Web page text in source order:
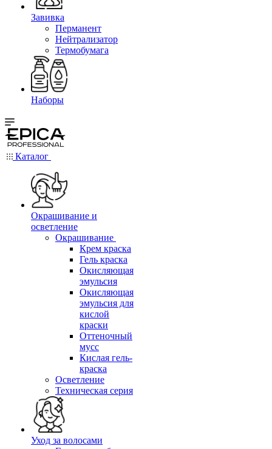
Завивка
Перманент
Нейтрализатор
Термобумага
Наборы
Каталог
Окрашивание и
осветление
Окрашивание
Крем краска
Гель краска
Окисляющая
эмульсия
Окисляющая
эмульсия для
кислой
краски
Оттеночный
мусс
Кислая гель-
краска
Осветление
Техническая серия
Уход за волосами